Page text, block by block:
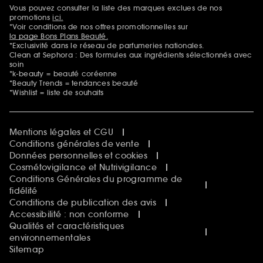
Sephora Beautiful Club
Clean at Sephora
Idées & Inspirations Beauté
Mentions additionnelles
Vous pouvez consulter la liste des marques exclues de nos
promotionsici.
*Voir conditions de nos offres promotionnelles sur
la page Bons Plans Beauté.
*Exclusivité dans le réseau de parfumeries nationales.
Clean at Sephora : Des formules aux ingrédients sélectionnés avec
soin
*k-beauty = beauté coréenne
*Beauty Trends = tendances beauté
*Wishlist = liste de souhaits
Mentions légales et CGU
Conditions générales de vente
Données personnelles et cookies
Cosmétovigilance et Nutrivigilance
Conditions Générales du programme de
fidélité
Conditions de publication des avis
Accessibilité : non conforme
Qualités et caractéristiques
environnementales
Sitemap